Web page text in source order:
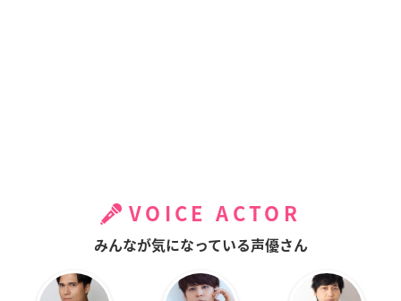
VOICE ACTOR
みんなが気になっている声優さん